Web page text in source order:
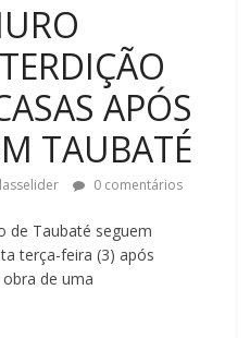
APÓS
TAUBATÉ
0 comentários
de Taubaté seguem
terça-feira (3) após
de uma